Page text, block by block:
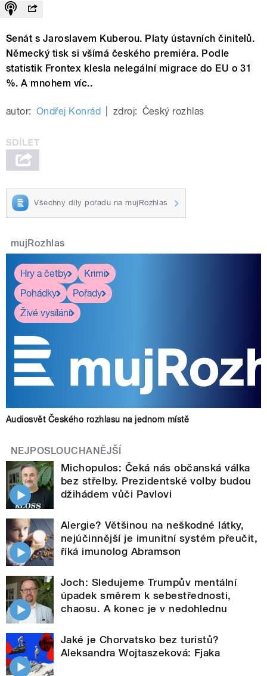
Senát s Jaroslavem Kuberou. Platy ústavních činitelů.
Německý tisk si všímá českého premiéra. Podle
statistik Frontex klesla nelegální migrace do EU o 31
%. A mnohem víc..
autor: Ondřej Konrád zdroj: Český rozhlas
Všechny díly pořadu na mujRozhlas
mujRozhlas
Hry a četby
Krimi
Pohádky
Pořady
Živé vysílání
Audiosvět Českého rozhlasu na jednom místě
NEJPOSLOUCHANĚJŠÍ
Michopulos: Čeká nás občanská válka
bez střelby. Prezidentské volby budou
džihádem vůči Pavlovi
Alergie? Většinou na neškodné látky,
nejúčinnější je imunitní systém přeučit,
říká imunolog Abramson
Joch: Sledujeme Trumpův mentální
úpadek směrem k sebestřednosti,
chaosu. A konec je v nedohlednu
Jaké je Chorvatsko bez turistů?
Aleksandra Wojtaszeková: Fjaka